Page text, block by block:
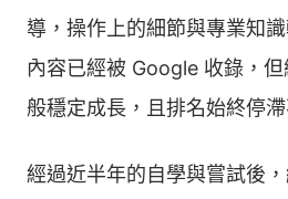
導，操作上的細節與專業知
內容已經被 Google 收錄，
般穩定成長，且排名始終停滯
經過近半年的自學與嘗試後